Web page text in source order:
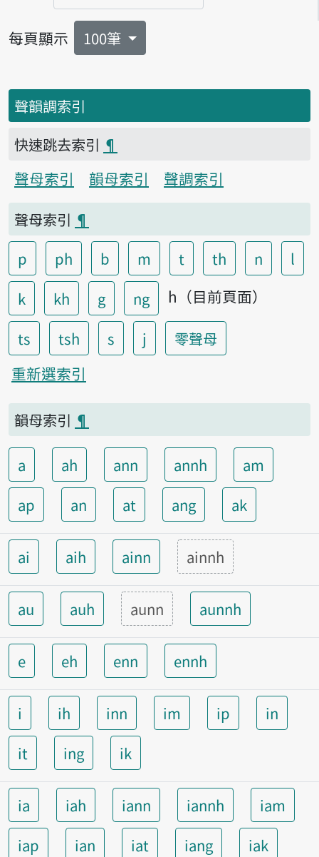
每頁顯示 100筆
聲韻調索引
快速跳去索引 ¶
聲母索引
韻母索引
聲調索引
聲母索引 ¶
p
ph b m t th n
l
k
kh g ng
h（目前頁面）
ts
tsh s j
零聲母
重新選索引
韻母索引 ¶
a ah ann annh
am
ap
an at ang ak
ai aih ainn ainnh
au auh aunn aunnh
e eh enn ennh
i ih inn im ip
in
it
ing ik
ia iah iann iannh
iam
iap
ian iat iang iak